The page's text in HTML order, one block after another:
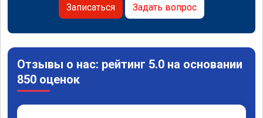
Записаться Задать вопрос
Отзывы о нас: рейтинг 5.0 на основании
850 оценок